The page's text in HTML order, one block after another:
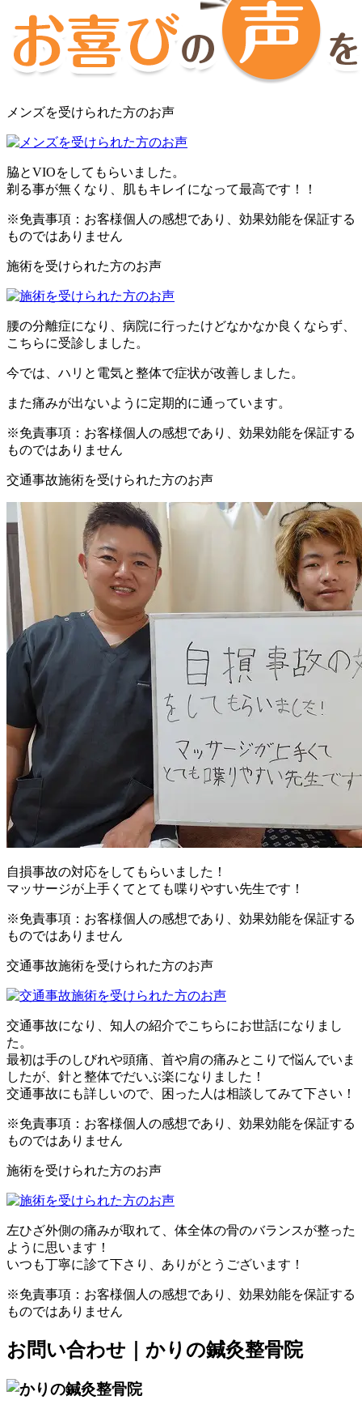
メンズを受けられた方のお声
脇とVIOをしてもらいました。
剃る事が無くなり、肌もキレイになって最高です！！
※免責事項：お客様個人の感想であり、効果効能を保証する
ものではありません
施術を受けられた方のお声
腰の分離症になり、病院に行ったけどなかなか良くならず、
こちらに受診しました。
今では、ハリと電気と整体で症状が改善しました。
また痛みが出ないように定期的に通っています。
※免責事項：お客様個人の感想であり、効果効能を保証する
ものではありません
交通事故施術を受けられた方のお声
自損事故の対応をしてもらいました！
マッサージが上手くてとても喋りやすい先生です！
※免責事項：お客様個人の感想であり、効果効能を保証する
ものではありません
交通事故施術を受けられた方のお声
交通事故になり、知人の紹介でこちらにお世話になりまし
た。
最初は手のしびれや頭痛、首や肩の痛みとこりで悩んでいま
したが、針と整体でだいぶ楽になりました！
交通事故にも詳しいので、困った人は相談してみて下さい！
※免責事項：お客様個人の感想であり、効果効能を保証する
ものではありません
施術を受けられた方のお声
左ひざ外側の痛みが取れて、体全体の骨のバランスが整った
ように思います！
いつも丁寧に診て下さり、ありがとうございます！
※免責事項：お客様個人の感想であり、効果効能を保証する
ものではありません
お問い合わせ｜かりの鍼灸整骨院